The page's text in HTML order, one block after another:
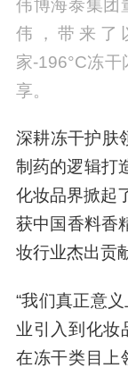
伟博海泰集团
伟，带来了
家-196°C冻
享。
深耕冻干护肤
制药的逻辑打
化妆品界掀起
获中国香料香
妆行业杰出贡
“我们真正意
业引入到化妆
在冻干类目上